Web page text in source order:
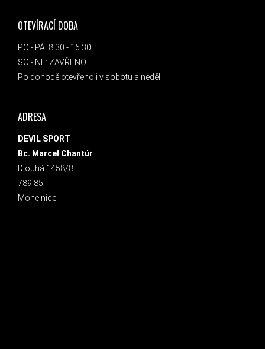
OTEVÍRACÍ DOBA
PO - PÁ: 8:30 - 16:30
SO - NE: ZAVŘENO
Po dohodě otevřeno i v sobotu a neděli.
ADRESA
DEVIL SPORT
Bc. Marcel Chantúr
Dlouhá 1458/8
789 85
Mohelnice